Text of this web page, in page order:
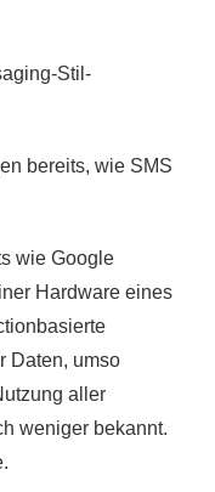
Stil-
bereits, wie SMS
wie Google
Hardware eines
Daten, umso
aller
weniger bekannt.